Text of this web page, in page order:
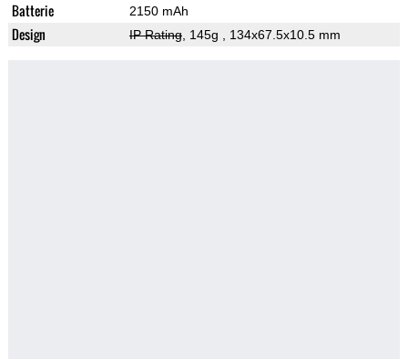
Batterie 2150 mAh
Design IP Rating, 145g , 134x67.5x10.5 mm